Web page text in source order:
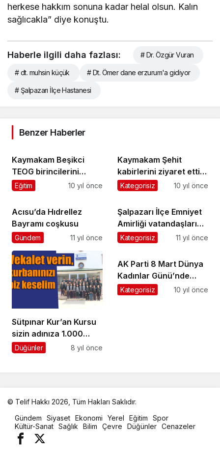
herkese hakkım sonuna kadar helal olsun. Kalın
sağlıcakla” diye konuştu.
Haberle ilgili daha fazlası: # Dr. Özgür Vuran
# dt. muhsin küçük # Dt. Ömer dane erzurum'a gidiyor
# Şalpazarı İlçe Hastanesi
Benzer Haberler
Kaymakam Beşikci
TEOG birincilerini
altınla ödüllendirdi
Eğitim 10 yıl önce
Kaymakam Şehit
kabirlerini ziyaret etti,
Şehit yakınlarını evinde
Kategorisiz 10 yıl önce
Acısu’da Hıdrellez
Bayramı coşkusu
Gündem 11 yıl önce
Şalpazarı İlçe Emniyet
Amirliği vatandaşları
dolandırıcılara karşı
Kategorisiz 11 yıl önce
Sütpınar Kur’an Kursu
sizin adınıza 1.000
TL’ye kurban kestiriyor
Düğünler 8 yıl önce
AK Parti 8 Mart Dünya
Kadınlar Günü’nde
çiçek dağıttı
Kategorisiz 10 yıl önce
© Telif Hakkı 2026, Tüm Hakları Saklıdır.
oto
kiralama
parça
eşya
Gündem Siyaset Ekonomi Yerel Eğitim
Spor
Kültür-Sanat Sağlık Bilim Çevre Düğünler Cenazeler